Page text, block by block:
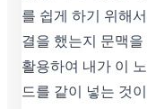
를 쉽게 하기 위해
결을 했는지 문맥
활용하여 내가 이
드를 같이 넣는 것